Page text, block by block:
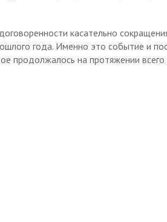
касательно
года. Именно это событие и
продолжалось на протяжении всего